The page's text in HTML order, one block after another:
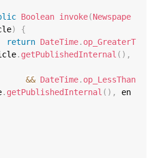
Boolean invoke(Newspape
)
{
return DateTime. op_GreaterT
. getPublishedInternal ( ) ,
&& DateTime. op_LessThan
. getPublishedInternal ( ) ,
en